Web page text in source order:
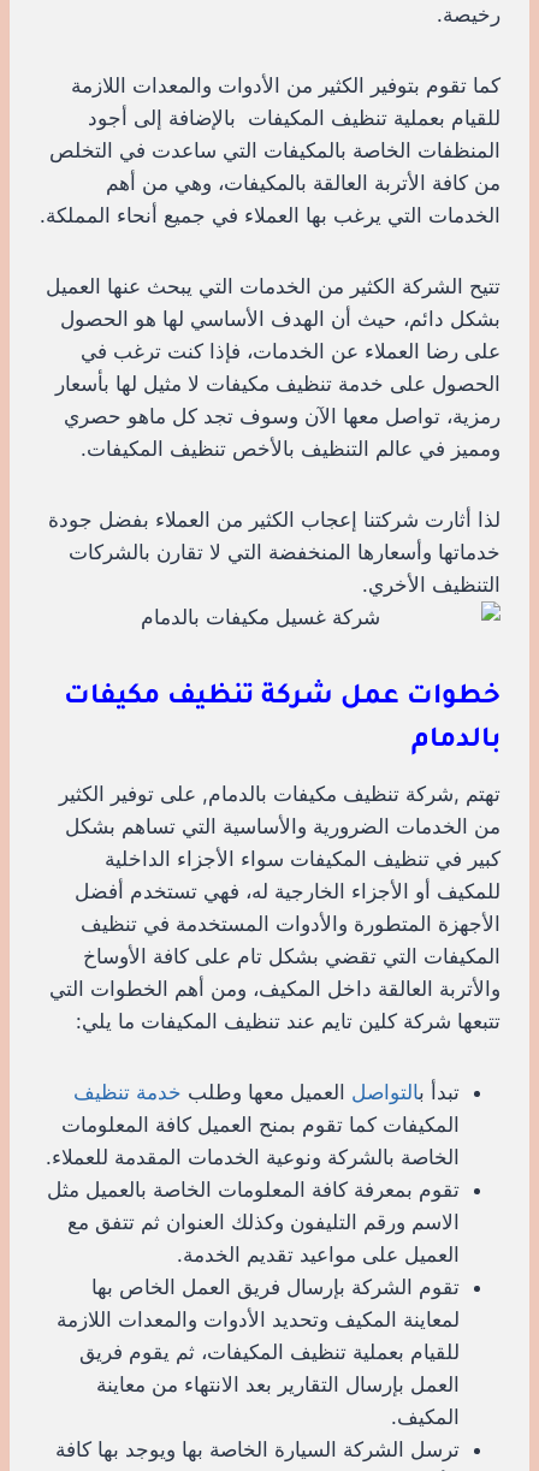
رخيصة.
كما تقوم بتوفير الكثير من الأدوات والمعدات اللازمة
للقيام بعملية تنظيف المكيفات بالإضافة إلى أجود
المنظفات الخاصة بالمكيفات التي ساعدت في التخلص
من كافة الأتربة العالقة بالمكيفات، وهي من أهم
الخدمات التي يرغب بها العملاء في جميع أنحاء المملكة.
تتيح الشركة الكثير من الخدمات التي يبحث عنها العميل
بشكل دائم، حيث أن الهدف الأساسي لها هو الحصول
على رضا العملاء عن الخدمات، فإذا كنت ترغب في
الحصول على خدمة تنظيف مكيفات لا مثيل لها بأسعار
رمزية، تواصل معها الآن وسوف تجد كل ماهو حصري
ومميز في عالم التنظيف بالأخص تنظيف المكيفات.
لذا أثارت شركتنا إعجاب الكثير من العملاء بفضل جودة
خدماتها وأسعارها المنخفضة التي لا تقارن بالشركات
التنظيف الأخري.
خطوات عمل شركة تنظيف مكيفات
بالدمام
تهتم ,شركة تنظيف مكيفات بالدمام, على توفير الكثير
من الخدمات الضرورية والأساسية التي تساهم بشكل
كبير في تنظيف المكيفات سواء الأجزاء الداخلية
للمكيف أو الأجزاء الخارجية له، فهي تستخدم أفضل
الأجهزة المتطورة والأدوات المستخدمة في تنظيف
المكيفات التي تقضي بشكل تام على كافة الأوساخ
والأتربة العالقة داخل المكيف، ومن أهم الخطوات التي
تتبعها شركة كلين تايم عند تنظيف المكيفات ما يلي:
تبدأ بالتواصل العميل معها وطلب خدمة تنظيف
المكيفات كما تقوم بمنح العميل كافة المعلومات
الخاصة بالشركة ونوعية الخدمات المقدمة للعملاء.
تقوم بمعرفة كافة المعلومات الخاصة بالعميل مثل
الاسم ورقم التليفون وكذلك العنوان ثم تتفق مع
العميل على مواعيد تقديم الخدمة.
تقوم الشركة بإرسال فريق العمل الخاص بها
لمعاينة المكيف وتحديد الأدوات والمعدات اللازمة
للقيام بعملية تنظيف المكيفات، ثم يقوم فريق
العمل بإرسال التقارير بعد الانتهاء من معاينة
المكيف.
ترسل الشركة السيارة الخاصة بها ويوجد بها كافة